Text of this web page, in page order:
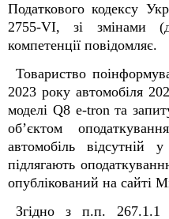
Податкового кодексу
2755-VI, зі змінами
компетенції повідомляє.
Товариство
2023 року автомобіля
моделі Q8 e-tron та
об’єктом
автомобіль відсутній
підлягають
опублікований на сайті
Згідно з п.п.